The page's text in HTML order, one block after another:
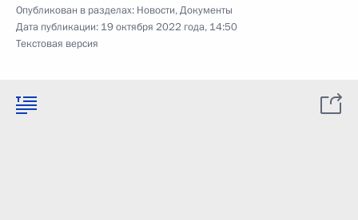
Опубликован в разделах: Новости,Документы
Дата публикации: 19 октября 2022 года, 14:50
Текстовая версия